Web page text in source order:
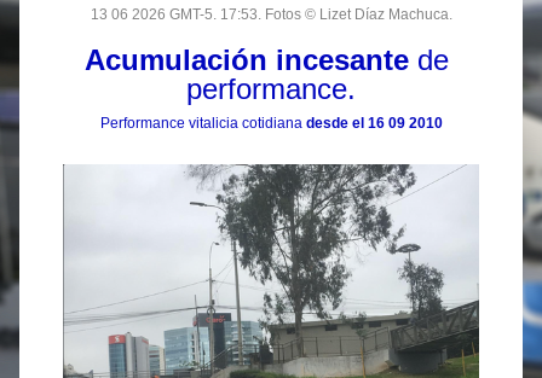
13 06 2026 GMT-5. 17:53. Fotos © Lizet Díaz Machuca.
Acumulación incesante de
performance.
Performance vitalicia cotidiana desde el 16 09 2010